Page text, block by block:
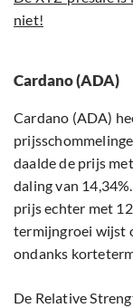
niet!
Cardano (ADA)
Cardano (ADA)
daalde de prijs
daling van
prijs echter met
termijngroei wijst
ondanks
De Relative